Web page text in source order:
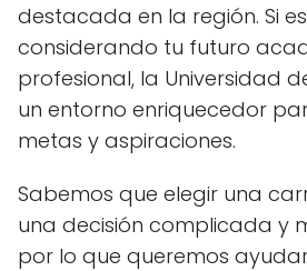
destacada en la región. Si
considerando tu futuro
profesional, la Universidad
un entorno enriquecedor
metas y aspiraciones.
Sabemos que elegir una
una decisión complicada y
por lo que queremos